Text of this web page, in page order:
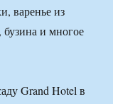
варенье из
и многое
Grand Hotel в